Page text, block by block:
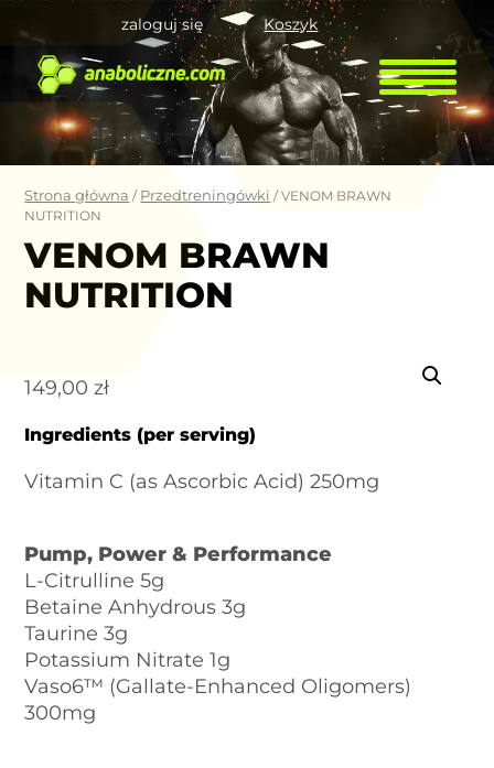
Koszyk
zaloguj się
Strona główna / Przedtreningówki / VENOM BRAWN
NUTRITION
VENOM BRAWN
NUTRITION
149,00zł
Ingredients (per serving)
Vitamin C (as Ascorbic Acid) 250mg
Pump, Power & Performance
L-Citrulline 5g
Betaine Anhydrous 3g
Taurine 3g
Potassium Nitrate 1g
Vaso6™ (Gallate-Enhanced Oligomers)
300mg